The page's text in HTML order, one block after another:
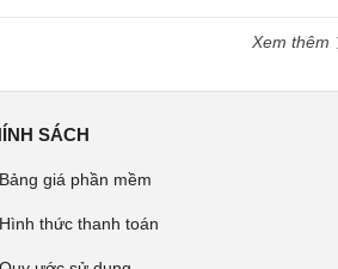
Xem thêm
SÁCH
Bảng giá phần mềm
Hình thức thanh toán